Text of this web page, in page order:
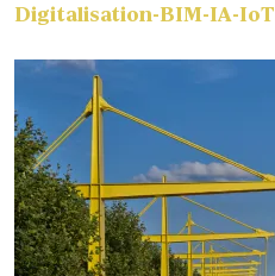
Digitalisation-BIM-IA-IoT